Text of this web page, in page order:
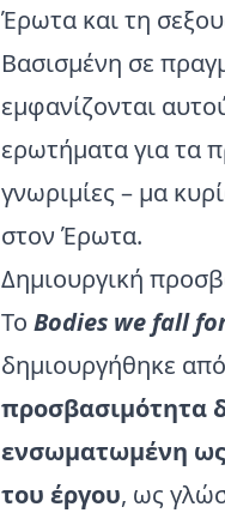
Έρωτα και τη
Βασισμένη σε
εμφανίζονται
ερωτήματα για τα
γνωριμίες – μα
στον Έρωτα.
Δημιουργική
Το Bodies we fall
δημιουργήθηκε
προσβασιμότητα
ενσωματωμένη ως
του έργου, ως